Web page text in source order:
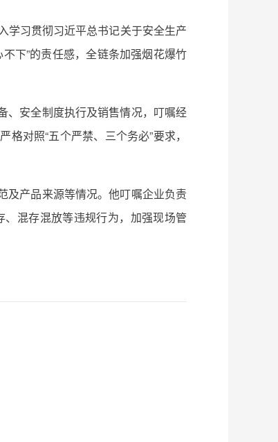
学习贯彻习近平总书记关于安全生产
下”的责任感，全链条加强烟花爆竹
、安全制度执行及销售情况，叮嘱经
对照“五个严禁、三个务必”要求，
及产品来源等情况。他叮嘱企业负责
混存混放等违规行为，加强现场管